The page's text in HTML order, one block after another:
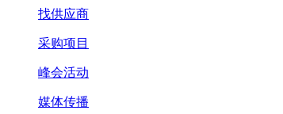
找供应商
采购项目
峰会活动
媒体传播